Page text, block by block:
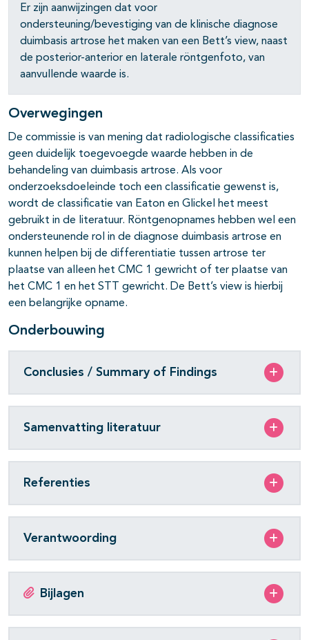
Er zijn aanwijzingen dat voor
ondersteuning/bevestiging van de klinische diagnose
duimbasis artrose het maken van een Bett’s view, naast
de posterior-anterior en laterale röntgenfoto, van
aanvullende waarde is.
Overwegingen
De commissie is van mening dat radiologische classificaties
geen duidelijk toegevoegde waarde hebben in de
behandeling van duimbasis artrose. Als voor
onderzoeksdoeleinde toch een classificatie gewenst is,
wordt de classificatie van Eaton en Glickel het meest
gebruikt in de literatuur. Röntgenopnames hebben wel een
ondersteunende rol in de diagnose duimbasis artrose en
kunnen helpen bij de differentiatie tussen artrose ter
plaatse van alleen het CMC 1 gewricht of ter plaatse van
het CMC 1 en het STT gewricht. De Bett’s view is hierbij
een belangrijke opname.
Onderbouwing
Conclusies / Summary of Findings
Samenvatting literatuur
Referenties
Verantwoording
Bijlagen